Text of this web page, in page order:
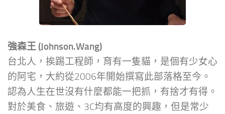
強森王 (Johnson.Wang)
台北人，挨踢工程師，育有一隻貓，是個有少女心
的阿宅，大約從2006年開始撰寫此部落格至今。
認為人生在世沒有什麼都能一把抓，有捨才有得。
對於美食、旅遊、3C均有高度的興趣，但是常少